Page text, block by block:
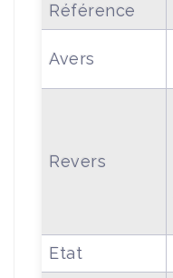
Référence
Avers
Revers
Etat